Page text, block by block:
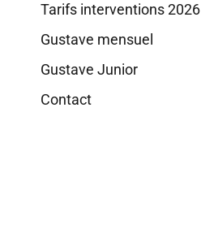
Tarifs interventions 2026
Gustave mensuel
Gustave Junior
Contact